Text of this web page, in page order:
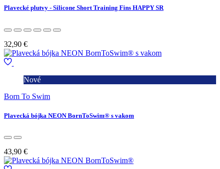
Plavecké plutvy - Silicone Short Training Fins HAPPY SR
32,90 €
Nové
Born To Swim
Plavecká bójka NEON BornToSwim® s vakom
43,90 €